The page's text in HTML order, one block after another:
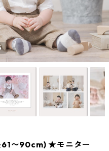
61〜90cm) ★モニター